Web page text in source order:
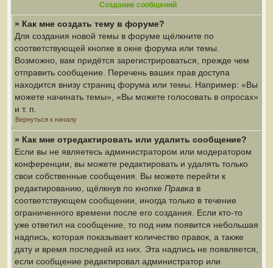
Создание сообщений
» Как мне создать тему в форуме?
Для создания новой темы в форуме щёлкните по
соответствующей кнопке в окне форума или темы.
Возможно, вам придётся зарегистрироваться, прежде чем
отправить сообщение. Перечень ваших прав доступа
находится внизу страниц форума или темы. Например: «Вы
можете начинать темы», «Вы можете голосовать в опросах»
и т. п.
Вернуться к началу
» Как мне отредактировать или удалить сообщение?
Если вы не являетесь администратором или модератором
конференции, вы можете редактировать и удалять только
свои собственные сообщения. Вы можете перейти к
редактированию, щёлкнув по кнопке Правка в
соответствующем сообщении, иногда только в течение
ограниченного времени после его создания. Если кто-то
уже ответил на сообщение, то под ним появится небольшая
надпись, которая показывает количество правок, а также
дату и время последней из них. Эта надпись не появляется,
если сообщение редактировал администратор или